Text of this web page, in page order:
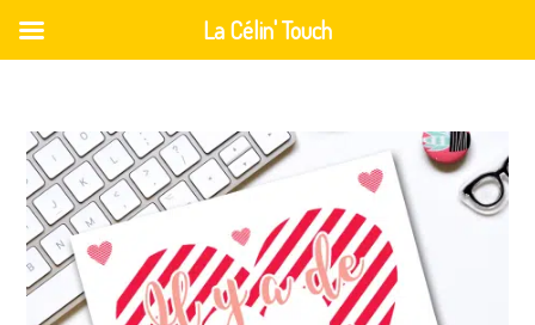
La Célin' Touch